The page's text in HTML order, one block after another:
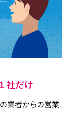
社だけ
業者からの営業